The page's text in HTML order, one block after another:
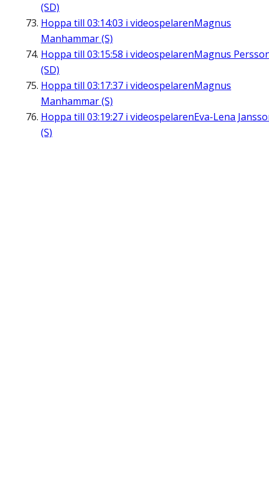
(SD)
Hoppa till 03:14:03 i videospelarenMagnus
Manhammar (S)
Hoppa till 03:15:58 i videospelarenMagnus
(SD)
Hoppa till 03:17:37 i videospelarenMagnus
Manhammar (S)
Hoppa till 03:19:27 i videospelarenEva-Lena
(S)